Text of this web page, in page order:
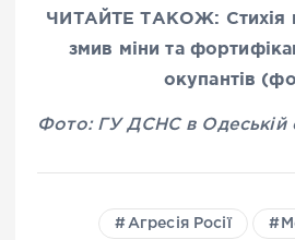
ЧИТАЙТЕ ТАКОЖ: Стихія
змив міни та
окупантів
Фото: ГУ ДСНС в Одеській
Агресія Росії